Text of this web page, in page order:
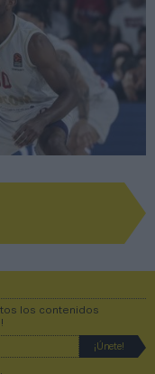
los contenidos